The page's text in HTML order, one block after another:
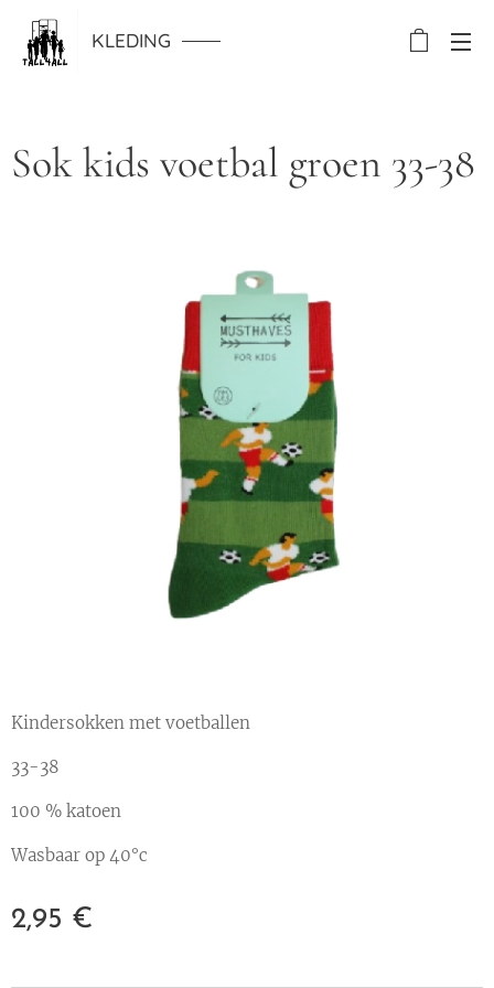
KLEDING
Sok kids voetbal groen 33-38
Kindersokken met voetballen
33-38
100 % katoen
Wasbaar op 40°c
2,95 €